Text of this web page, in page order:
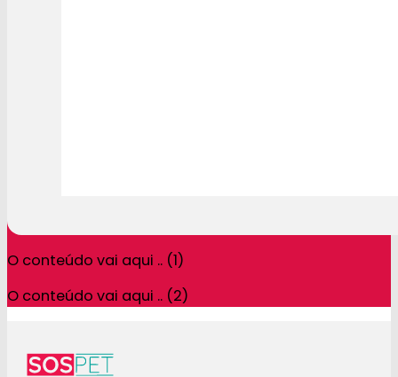
O conteúdo vai aqui .. (1)
O conteúdo vai aqui .. (2)